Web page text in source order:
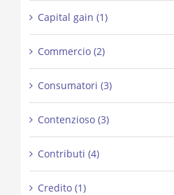
Capital gain (1)
Commercio (2)
Consumatori (3)
Contenzioso (3)
Contributi (4)
Credito (1)